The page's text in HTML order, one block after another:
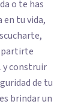
o te has
en tu vida,
y construir
de tu